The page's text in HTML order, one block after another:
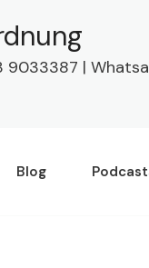
|
Blog